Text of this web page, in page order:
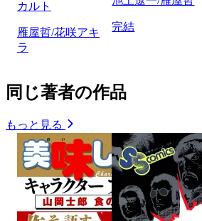
カルト
雁屋哲/花咲アキ
ラ
完結
同じ著者の作品
もっと見る